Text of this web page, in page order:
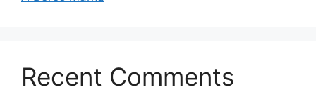
Recent Comments